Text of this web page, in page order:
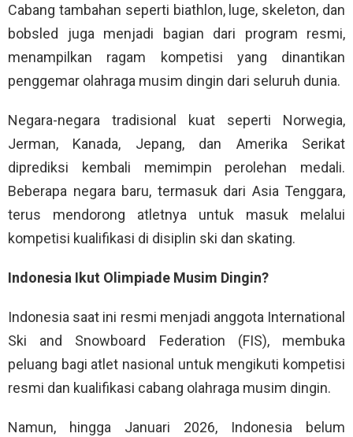
Cabang tambahan seperti biathlon, luge, skeleton, dan
bobsled juga menjadi bagian dari program resmi,
menampilkan ragam kompetisi yang dinantikan
penggemar olahraga musim dingin dari seluruh dunia.
Negara-negara tradisional kuat seperti Norwegia,
Jerman, Kanada, Jepang, dan Amerika Serikat
diprediksi kembali memimpin perolehan medali.
Beberapa negara baru, termasuk dari Asia Tenggara,
terus mendorong atletnya untuk masuk melalui
kompetisi kualifikasi di disiplin ski dan skating.
Indonesia Ikut Olimpiade Musim Dingin?
Indonesia saat ini resmi menjadi anggota International
Ski and Snowboard Federation (FIS), membuka
peluang bagi atlet nasional untuk mengikuti kompetisi
resmi dan kualifikasi cabang olahraga musim dingin.
Namun, hingga Januari 2026, Indonesia belum